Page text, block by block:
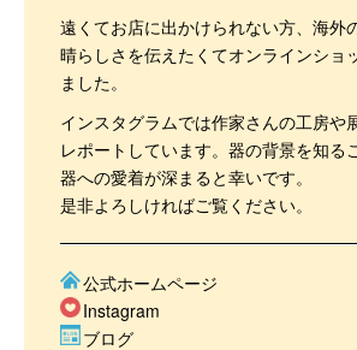
遠くてお店に出かけられない方、海外
晴らしさを伝えたくてオンラインショ
ました。
インスタグラムでは作家さんの工房や
レポートしています。器の背景を知る
器への愛着が深まると幸いです。
是非よろしければご覧ください。
公式ホームページ
Instagram
ブログ